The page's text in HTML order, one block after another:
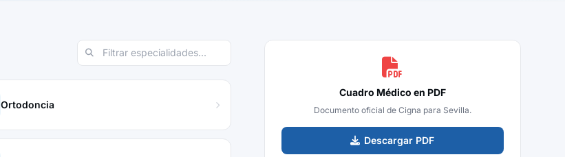
Ortodoncia
Cuadro Médico en PDF
Documento oficial de Cigna para Sevilla.
Descargar PDF